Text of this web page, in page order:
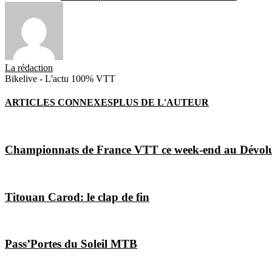
La rédaction
Bikelive - L'actu 100% VTT
ARTICLES CONNEXESPLUS DE L'AUTEUR
Championnats de France VTT ce week-end au
Titouan Carod: le clap de fin
Pass’Portes du Soleil MTB